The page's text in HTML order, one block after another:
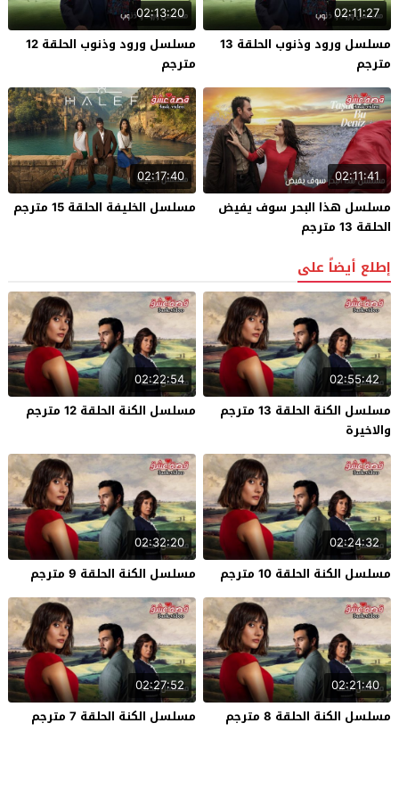
02:11:27
مسلسل ورود وذنوب الحلقة 13
مترجم
02:13:20
مسلسل ورود وذنوب الحلقة 12
مترجم
02:11:41
مسلسل هذا البحر سوف يفيض
الحلقة 13 مترجم
02:17:40
مسلسل الخليفة الحلقة 15 مترجم
إطلع أيضاً على
02:55:42
مسلسل الكنة الحلقة 13 مترجم
والاخيرة
02:22:54
مسلسل الكنة الحلقة 12 مترجم
02:24:32
مسلسل الكنة الحلقة 10 مترجم
02:32:20
مسلسل الكنة الحلقة 9 مترجم
02:21:40
مسلسل الكنة الحلقة 8 مترجم
02:27:52
مسلسل الكنة الحلقة 7 مترجم